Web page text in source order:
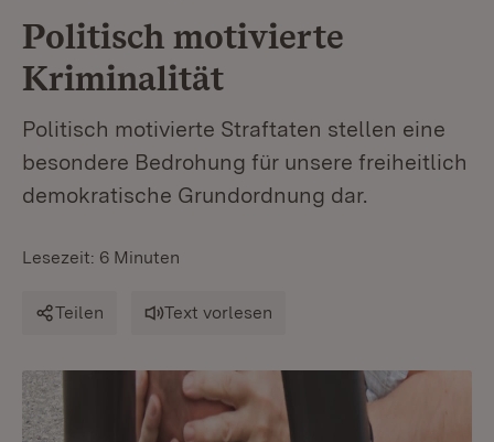
Politisch motivierte
Kriminalität
Politisch motivierte Straftaten stellen eine
besondere Bedrohung für unsere freiheitlich
demokratische Grundordnung dar.
Lesezeit: 6 Minuten
Teilen Text vorlesen